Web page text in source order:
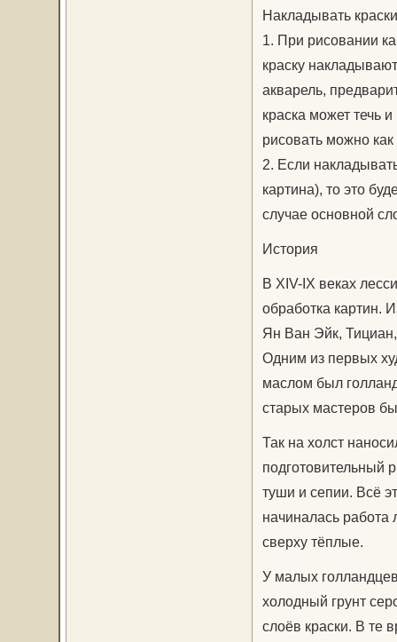
Накладывать
1. При рисовании
краску
акварель,
краска может течь
рисовать можно
2. Если
картина), то это
случае основной
История
В XIV-IX веках
обработка картин.
Ян Ван Эйк,
Одним из первых
маслом был
старых мастеров
Так на холст
подготовительный
туши и сепии. Всё
начиналась
сверху тёплые.
У малых
холодный грунт
слоёв краски. В те